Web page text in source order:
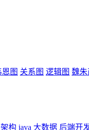
恩图 关系图 逻辑图 魏
架构 java 大数据 后端开